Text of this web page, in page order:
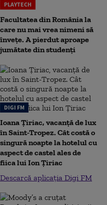
PLAYTECH
Facultatea din România la
care nu mai vrea nimeni să
înveţe. A pierdut aproape
jumătate din studenţi
DIGI FM
Ioana Țiriac, vacanță de lux
în Saint-Tropez. Cât costă o
singură noapte la hotelul cu
aspect de castel ales de
fiica lui Ion Țiriac
Descarcă aplicația Digi FM